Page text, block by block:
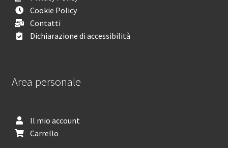
Cookie Policy
Contatti
Dichiarazione di accessibilità
Area personale
Il mio account
Carrello